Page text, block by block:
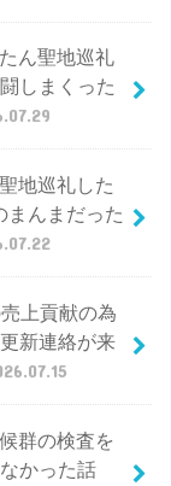
ん聖地巡礼
しまくった
地巡礼した
まんまだった
上貢献の為
新連絡が来
群の検査を
かった話